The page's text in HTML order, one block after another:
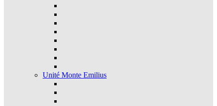
Unité Monte Emilius